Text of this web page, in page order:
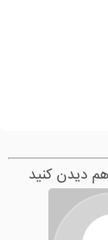
دیدن کنید